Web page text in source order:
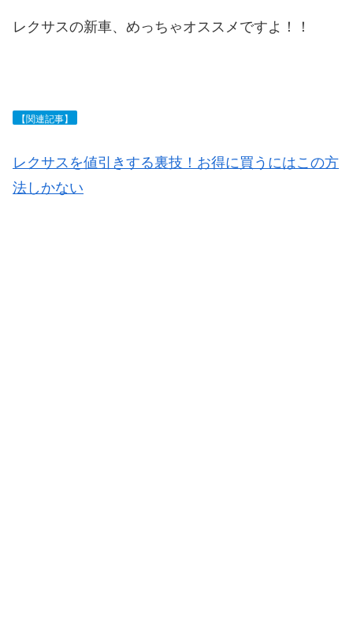
レクサスの新車、めっちゃオススメですよ！！
【関連記事】
レクサスを値引きする裏技！お得に買うにはこの方
法しかない